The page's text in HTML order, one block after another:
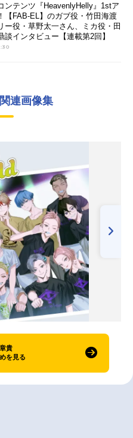
ンテンツ『HeavenlyHelly』1stア
【FAB-EL】のガブ役・竹田海渡
ー役・草野太一さん、ミカ役・田
談インタビュー【連載第2回】
連画像集
貴
を見る